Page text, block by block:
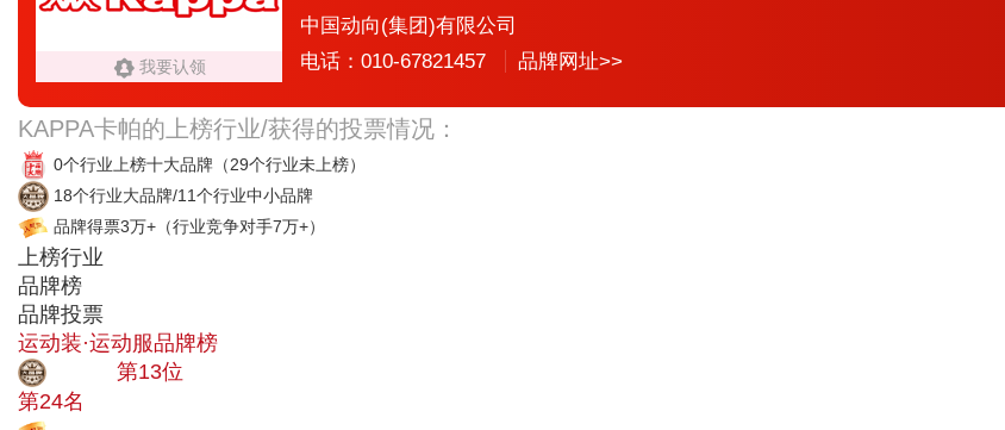
我要认领
中国动向(集团)有限公司
电话：010-67821457
品牌网址>>
KAPPA卡帕的上榜行业/获得的投票情况：
0个行业上榜十大品牌 （29个行业未上榜）
18个行业大品牌/11个行业中小品牌
品牌得票3万+ （行业竞争对手7万+）
上榜行业
品牌榜
品牌投票
运动装·运动服品牌榜
第13位
第24名